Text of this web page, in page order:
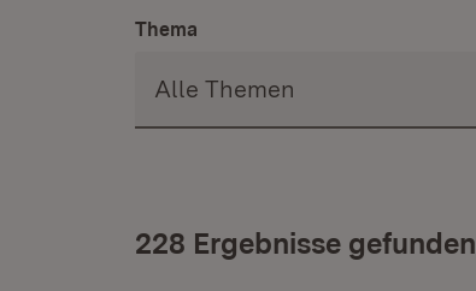
Thema
228 Ergebnisse gefunden